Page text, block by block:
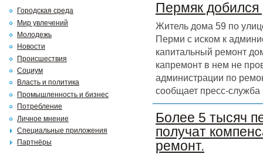
Пермяк добился
Житель дома 59 по
Перми с иском к
капитальный ремонт
капремонт в нем не
администрации по
сообщает пресс-служба
Более 5 тысяч
получат
ремонт.
Городская среда
Мир увлечений
Молодежь
Новости
Происшествия
Социум
Власть и политика
Промышленность и бизнес
Потребление
Личное мнение
Специальные приложения
Партнёры